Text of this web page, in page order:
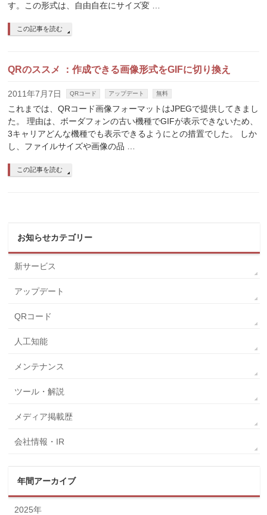
す。この形式は、自由自在にサイズ変 …
この記事を読む
QRのススメ ：作成できる画像形式をGIFに切り換え
2011年7月7日 QRコード アップデート 無料
これまでは、QRコード画像フォーマットはJPEGで提供してきまし
た。 理由は、ボーダフォンの古い機種でGIFが表示できないため、
3キャリアどんな機種でも表示できるようにとの措置でした。 しか
し、ファイルサイズや画像の品 …
この記事を読む
お知らせカテゴリー
新サービス
アップデート
QRコード
人工知能
メンテナンス
ツール・解説
メディア掲載歴
会社情報・IR
年間アーカイブ
2025年